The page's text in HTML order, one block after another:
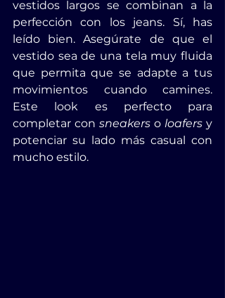
vestidos largos se combinan a la
perfección con los jeans. Sí, has
leído bien. Asegúrate de que el
vestido sea de una tela muy fluida
que permita que se adapte a tus
movimientos cuando camines.
Este look es perfecto para
completar con sneakers o loafers y
potenciar su lado más casual con
mucho estilo.